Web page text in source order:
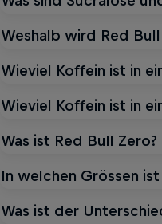
Weshalb wird Red
Wieviel Koffein ist in
Wieviel Koffein ist in
Was ist Red Bull Zero?
In welchen Grössen
Was ist der